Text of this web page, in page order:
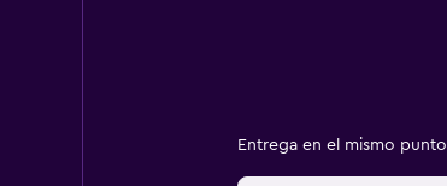
Entrega en el mismo punto